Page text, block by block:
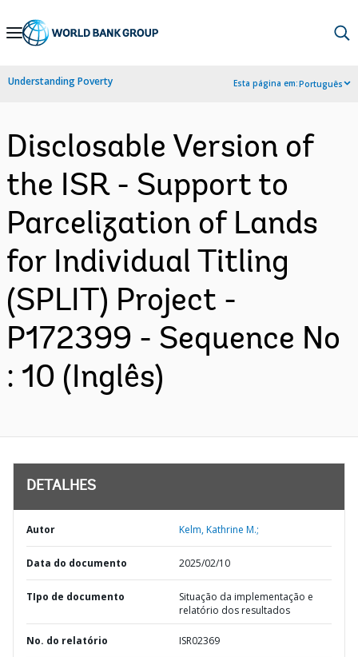
Skip
Navigation
Understanding Poverty Esta página em:Português
Disclosable Version of
the ISR - Support to
Parcelization of Lands
for Individual Titling
(SPLIT) Project -
P172399 - Sequence No
: 10 (Inglês)
DETALHES
Autor Kelm, Kathrine M.;
Data do documento 2025/02/10
TIpo de documento
Situação da implementação e
relatório dos resultados
No. do relatório ISR02369